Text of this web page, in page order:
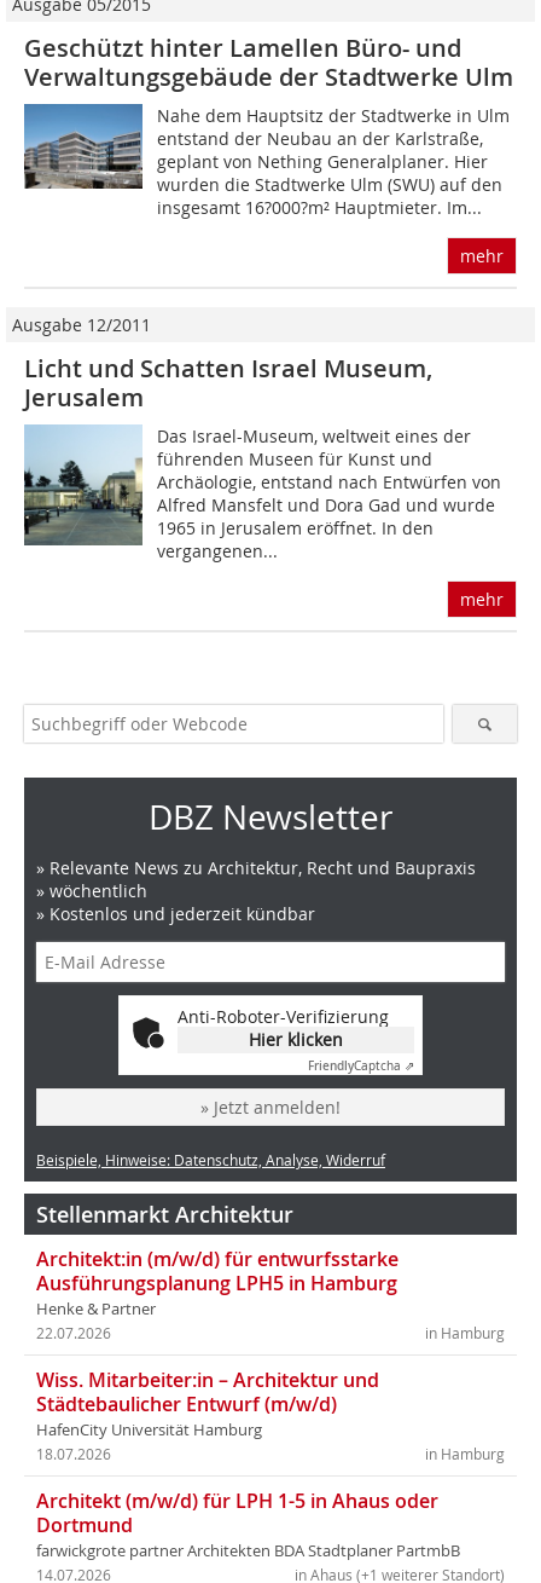
Ausgabe 05/2015
Geschützt hinter Lamellen Büro- und
Verwaltungsgebäude der Stadtwerke Ulm
Nahe dem Hauptsitz der Stadtwerke in Ulm
entstand der Neubau an der Karlstraße,
geplant von Nething Generalplaner. Hier
wurden die Stadtwerke Ulm (SWU) auf den
insgesamt 16?000?m² Hauptmieter. Im...
mehr
Ausgabe 12/2011
Licht und Schatten Israel Museum,
Jerusalem
Das Israel-Museum, weltweit eines der
führenden Museen für Kunst und
Archäologie, entstand nach Entwürfen von
Alfred Mansfelt und Dora Gad und wurde
1965 in Jerusalem eröffnet. In den
vergangenen...
mehr
DBZ Newsletter
» Relevante News zu Architektur, Recht und Baupraxis
» wöchentlich
» Kostenlos und jederzeit kündbar
Anti-Roboter-Verifizierung
Hier klicken
FriendlyCaptcha ⇗
» Jetzt anmelden!
Beispiele, Hinweise: Datenschutz, Analyse, Widerruf
Stellenmarkt Architektur
Architekt:in (m/w/d) für entwurfsstarke
Ausführungsplanung LPH5 in Hamburg
Henke & Partner
in Hamburg
22.07.2026
Wiss. Mitarbeiter:in – Architektur und
Städtebaulicher Entwurf (m/w/d)
HafenCity Universität Hamburg
in Hamburg
18.07.2026
Architekt (m/w/d) für LPH 1-5 in Ahaus oder
Dortmund
farwickgrote partner Architekten BDA Stadtplaner PartmbB
in Ahaus (+1 weiterer Standort)
14.07.2026